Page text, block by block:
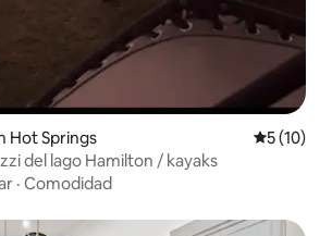
Hot Springs
5 (10)
del lago Hamilton / kayaks
· Comodidad